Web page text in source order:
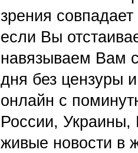
зрения
если Вы
навязываем Вам
дня без цензуры
онлайн с
России,
живые новости в